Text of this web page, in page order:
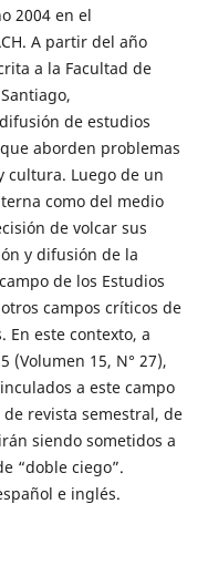
2004 en el
A partir del año
a la Facultad de
de estudios
aborden problemas
cultura. Luego de un
como del medio
de volcar sus
y difusión de la
de los Estudios
campos críticos de
En este contexto, a
(Volumen 15, N° 27),
a este campo
revista semestral, de
siendo sometidos a
“doble ciego”.
e inglés.